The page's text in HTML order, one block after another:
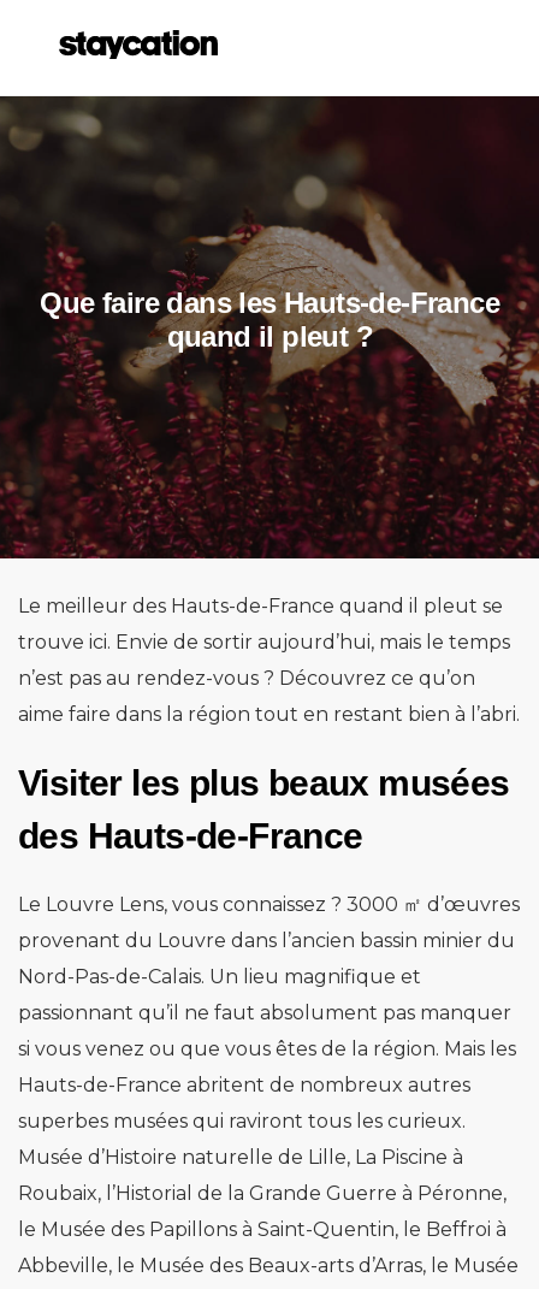
Que faire dans les Hauts-de-France
quand il pleut ?
Le meilleur des Hauts-de-France quand il pleut se
trouve ici. Envie de sortir aujourd’hui, mais le temps
n’est pas au rendez-vous ? Découvrez ce qu’on
aime faire dans la région tout en restant bien à l’abri.
Visiter les plus beaux musées
des Hauts-de-France
Le Louvre Lens, vous connaissez ? 3000 ㎡ d’œuvres
provenant du Louvre dans l’ancien bassin minier du
Nord-Pas-de-Calais. Un lieu magnifique et
passionnant qu’il ne faut absolument pas manquer
si vous venez ou que vous êtes de la région. Mais les
Hauts-de-France abritent de nombreux autres
superbes musées qui raviront tous les curieux.
Musée d’Histoire naturelle de Lille, La Piscine à
Roubaix, l’Historial de la Grande Guerre à Péronne,
le Musée des Papillons à Saint-Quentin, le Beffroi à
Abbeville, le Musée des Beaux-arts d’Arras, le Musée